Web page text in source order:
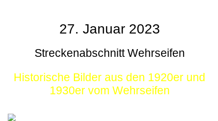
27. Januar 2023
Streckenabschnitt Wehrseifen
Historische Bilder aus den 1920er und
1930er vom Wehrseifen